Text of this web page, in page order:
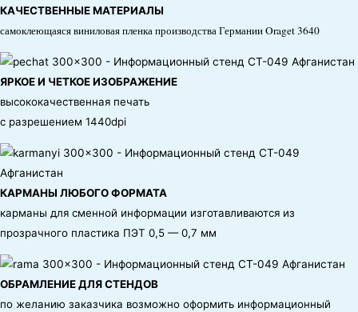
КАЧЕСТВЕННЫЕ МАТЕРИАЛЫ
самоклеющаяся виниловая пленка производства Германии Oraget 3640
ЯРКОЕ И ЧЕТКОЕ ИЗОБРАЖЕНИЕ
высококачественная печать
с разрешением 1440dpi
КАРМАНЫ ЛЮБОГО ФОРМАТА
карманы для сменной информации изготавливаются из
прозрачного пластика ПЭТ 0,5 — 0,7 мм
ОБРАМЛЕНИЕ ДЛЯ СТЕНДОВ
по желанию заказчика возможно оформить информационный